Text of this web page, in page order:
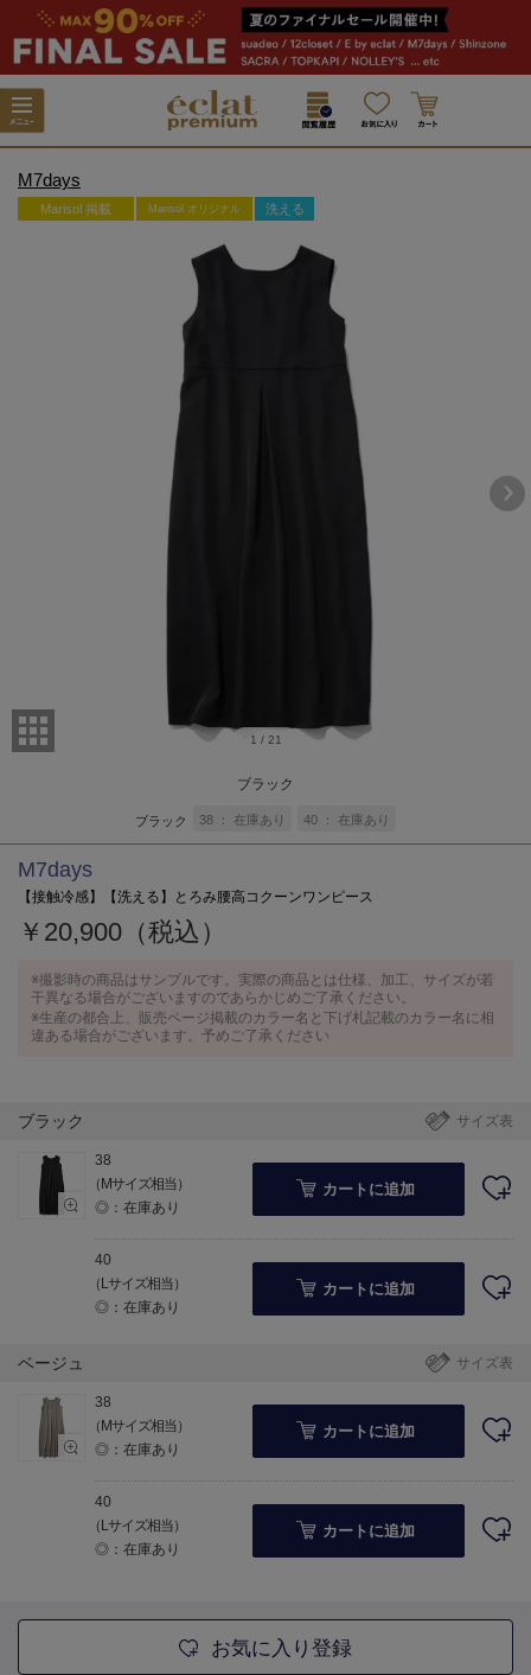
M7days
Marisol 掲載 Marisol オリジナル 洗える
1 / 21
ブラック
ブラック 38 在庫あり 40 在庫あり
M7days
【接触冷感】【洗える】とろみ腰高コクーンワンピース
￥20,900（税込）
※撮影時の商品はサンプルです。実際の商品とは仕様、加工、サイズが若
干異なる場合がございますのであらかじめご了承ください。
※生産の都合上、販売ページ掲載のカラー名と下げ札記載のカラー名に相
違ある場合がございます。予めご了承ください
サイズ表
ブラック
38
（Mサイズ相当）
◎：在庫あり
カートに追加
40
（Lサイズ相当）
◎：在庫あり
カートに追加
サイズ表
ベージュ
38
（Mサイズ相当）
◎：在庫あり
カートに追加
40
（Lサイズ相当）
◎：在庫あり
カートに追加
お気に入り登録